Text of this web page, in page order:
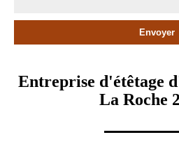
Entreprise d'étêtage
La Roche